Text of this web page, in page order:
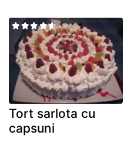
Tort sarlota cu
capsuni